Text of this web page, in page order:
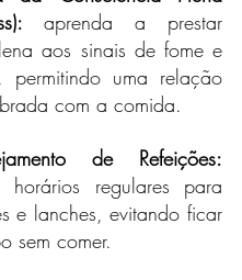
aprenda a prestar
aos sinais de fome e
permitindo uma relação
com a comida.
horários regulares para
e lanches, evitando ficar
sem comer.